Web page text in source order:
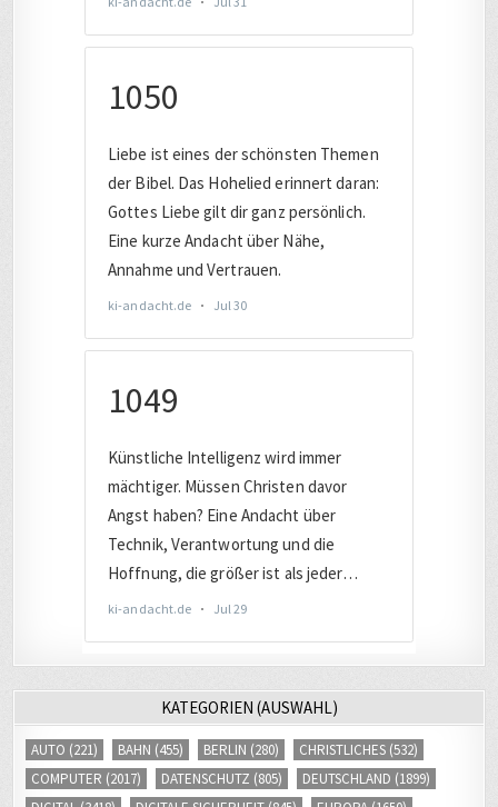
KATEGORIEN (AUSWAHL)
AUTO (221) BAHN (455) BERLIN (280) CHRISTLICHES (532)
COMPUTER (2017) DATENSCHUTZ (805) DEUTSCHLAND (1899)